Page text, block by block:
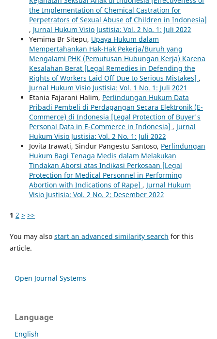
the Implementation of Chemical Castration for
Perpetrators of Sexual Abuse of Children in Indonesia]
, Jurnal Hukum Visio Justisia: Vol. 2 No. 1: Juli 2022
Yemima Br Sitepu, Upaya Hukum dalam
Mempertahankan Hak-Hak Pekerja/Buruh yang
Mengalami PHK (Pemutusan Hubungan Kerja) Karena
Kesalahan Berat [Legal Remedies in Defending the
Rights of Workers Laid Off Due to Serious Mistakes] ,
Jurnal Hukum Visio Justisia: Vol. 1 No. 1: Juli 2021
Etania Fajarani Halim, Perlindungan Hukum Data
Pribadi Pembeli di Perdagangan Secara Elektronik (E-
Commerce) di Indonesia [Legal Protection of Buyer's
Personal Data in E-Commerce in Indonesia] , Jurnal
Hukum Visio Justisia: Vol. 2 No. 1: Juli 2022
Jovita Irawati, Sindur Pangestu Santoso, Perlindungan
Hukum Bagi Tenaga Medis dalam Melakukan
Tindakan Aborsi atas Indikasi Perkosaan [Legal
Protection for Medical Personnel in Performing
Abortion with Indications of Rape] , Jurnal Hukum
Visio Justisia: Vol. 2 No. 2: Desember 2022
1 2 > >>
You may also start an advanced similarity search for this
article.
Open Journal Systems
Language
English